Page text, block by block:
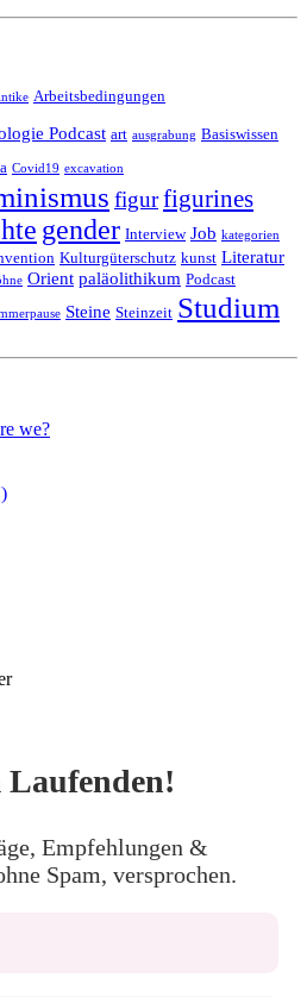
Arbeitsbedingungen
Podcast art ausgrabung Basiswissen
Covid19 excavation
figurfigurines
gender Interview Job kategorien
Kulturgüterschutz kunst Literatur
Orient paläolithikum Podcast
Steine Steinzeit Studium
we?
Empfehlungen &
Spam, versprochen.